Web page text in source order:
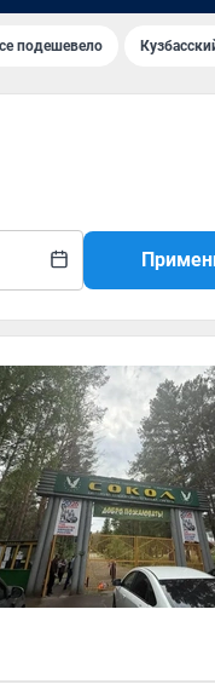
подешевело